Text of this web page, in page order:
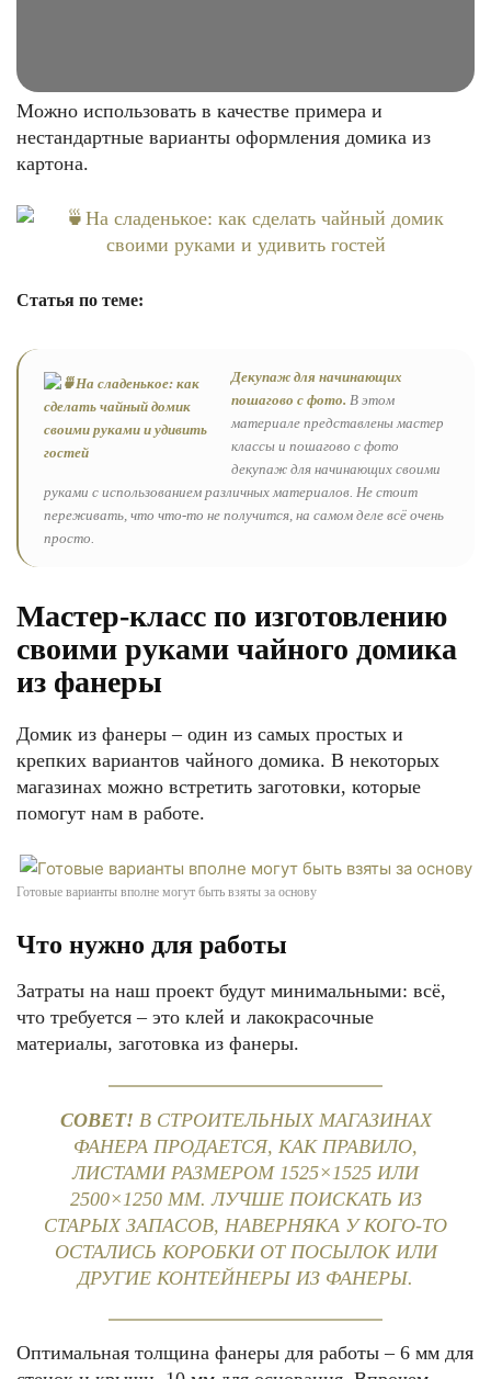
Можно использовать в качестве примера и
нестандартные варианты оформления домика из
картона.
Статья по теме:
Декупаж для начинающих
пошагово с фото. В этом
материале представлены мастер
классы и пошагово с фото
декупаж для начинающих своими
руками с использованием различных материалов. Не стоит
переживать, что что-то не получится, на самом деле всё очень
просто.
Мастер-класс по изготовлению
своими руками чайного домика
из фанеры
Домик из фанеры – один из самых простых и
крепких вариантов чайного домика. В некоторых
магазинах можно встретить заготовки, которые
помогут нам в работе.
Готовые варианты вполне могут быть взяты за основу
Что нужно для работы
Затраты на наш проект будут минимальными: всё,
что требуется – это клей и лакокрасочные
материалы, заготовка из фанеры.
СОВЕТ! В СТРОИТЕЛЬНЫХ МАГАЗИНАХ
ФАНЕРА ПРОДАЕТСЯ, КАК ПРАВИЛО,
ЛИСТАМИ РАЗМЕРОМ 1525×1525 ИЛИ
2500×1250 ММ. ЛУЧШЕ ПОИСКАТЬ ИЗ
СТАРЫХ ЗАПАСОВ, НАВЕРНЯКА У КОГО-ТО
ОСТАЛИСЬ КОРОБКИ ОТ ПОСЫЛОК ИЛИ
ДРУГИЕ КОНТЕЙНЕРЫ ИЗ ФАНЕРЫ.
Оптимальная толщина фанеры для работы – 6 мм для